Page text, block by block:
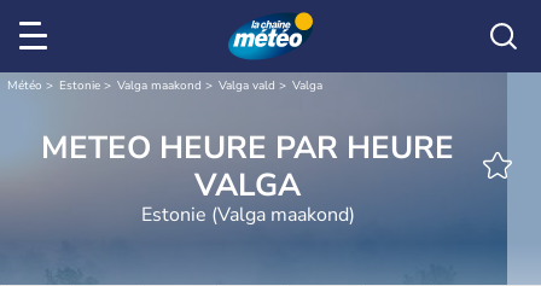
Météo Estonie Valga maakond Valga vald Valga
METEO HEURE PAR HEURE
VALGA
Estonie (Valga maakond)